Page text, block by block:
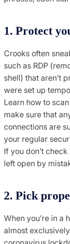
1. Protect
Crooks often
such as RDP
shell) that aren’t
were set up
Learn how to
make sure that
connections are
your regular
If you don’t
left open by
2. Pick
When you’re in a
almost